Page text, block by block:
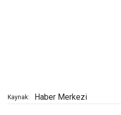
Kaynak: Haber Merkezi